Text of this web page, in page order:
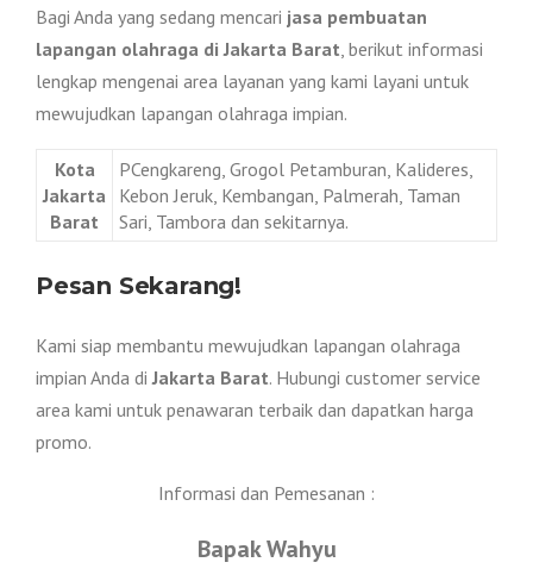
Bagi Anda yang sedang mencari jasa pembuatan
lapangan olahraga di Jakarta Barat, berikut informasi
lengkap mengenai area layanan yang kami layani untuk
mewujudkan lapangan olahraga impian.
Kota
Jakarta
Barat
PCengkareng, Grogol Petamburan, Kalideres,
Kebon Jeruk, Kembangan, Palmerah, Taman
Sari, Tambora dan sekitarnya.
Pesan Sekarang!
Kami siap membantu mewujudkan lapangan olahraga
impian Anda diJakarta Barat. Hubungi customer service
area kami untuk penawaran terbaik dan dapatkan harga
promo.
Informasi dan Pemesanan :
Bapak Wahyu